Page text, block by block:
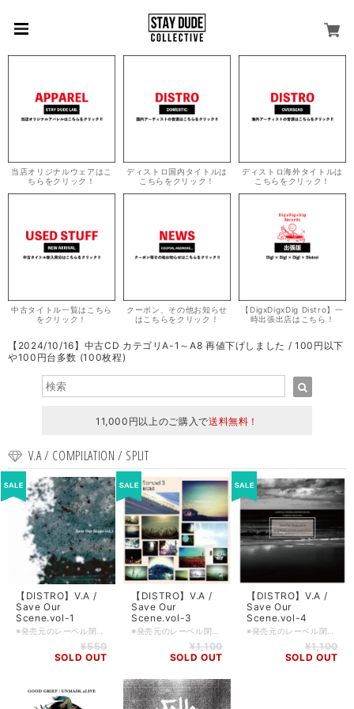
当店オリジナルウェアはこ
ちらをクリック！
ディストロ国内タイトルは
こちらをクリック！
ディストロ海外タイトルは
こちらをクリック！
中古タイトル一覧はこちら
をクリック！
クーポン、その他お知らせ
はこちらをクリック！
【DigxDigxDig Distro】一
時出張出店はこちら！
【2024/10/16】中古CD カテゴリA-1～A8 再値下げしました / 100円以下
や100円台多数 (100枚程)
11,000円以上のご購入で送料無料！
V.A / COMPILATION / SPLIT
【DISTRO】V.A /
Save Our
Scene.vol-1
¥550
SOLD OUT
【DISTRO】V.A /
Save Our
Scene.vol-3
¥1,100
SOLD OUT
【DISTRO】V.A /
Save Our
Scene.vol-4
¥1,100
SOLD OUT